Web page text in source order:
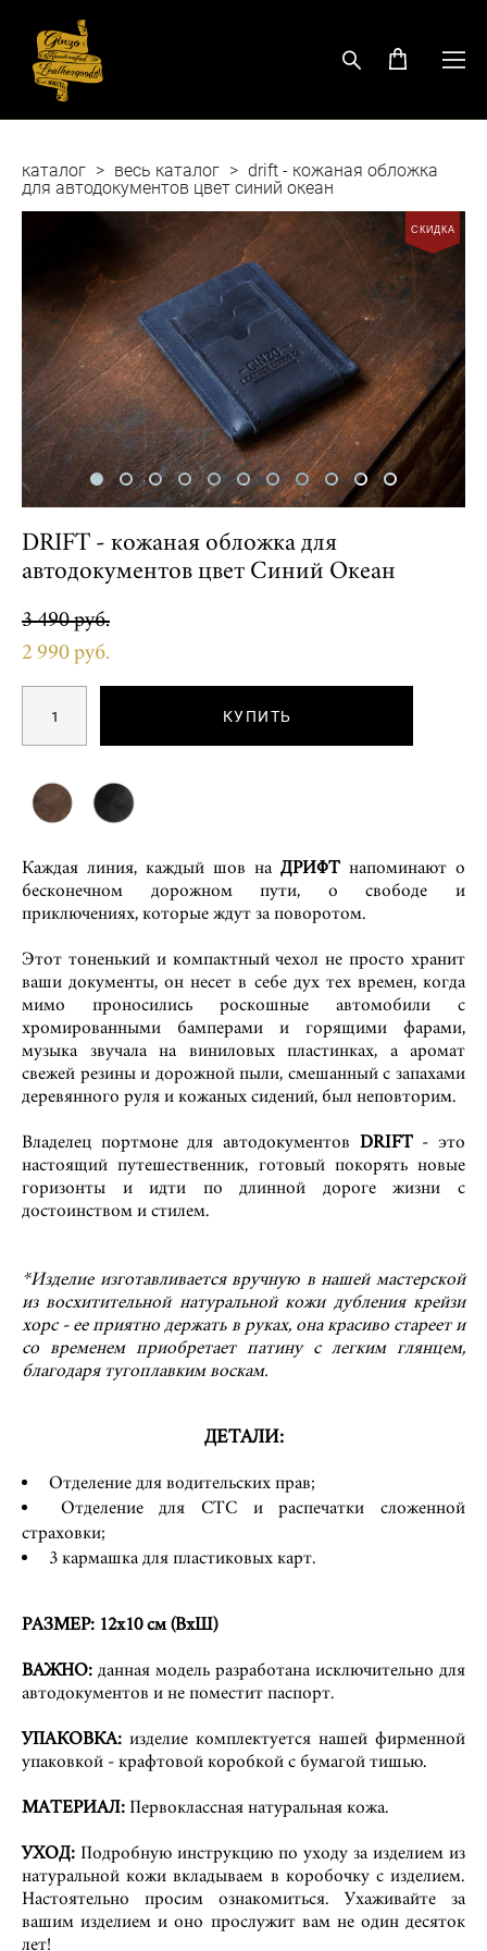
каталог > весь каталог > drift - кожаная обложка
для автодокументов цвет синий океан
СКИДКА
DRIFT - кожаная обложка для
автодокументов цвет Синий Океан
3 490 pуб.
2 990 pуб.
КУПИТЬ
Каждая линия, каждый шов на ДРИФТ напоминают о
бесконечном дорожном пути, о свободе и
приключениях, которые ждут за поворотом.
Этот тоненький и компактный чехол не просто хранит
ваши документы, он несет в себе дух тех времен, когда
мимо проносились роскошные автомобили с
хромированными бамперами и горящими фарами,
музыка звучала на виниловых пластинках, а аромат
свежей резины и дорожной пыли, смешанный с запахами
деревянного руля и кожаных сидений, был неповторим.
Владелец портмоне для автодокументов DRIFT- это
настоящий путешественник, готовый покорять новые
горизонты и идти по длинной дороге жизни с
достоинством и стилем.
*Изделие изготавливается вручную в нашей мастерской
из восхитительной натуральной кожи дубления крейзи
хорс - ее приятно держать в руках, она красиво стареет и
со временем приобретает патину с легким глянцем,
благодаря тугоплавким воскам.
ДЕТАЛИ:
Отделение для водительских прав;
Отделение для СТС и распечатки сложенной
страховки;
3 кармашка для пластиковых карт.
РАЗМЕР: 12х10 см (ВхШ)
ВАЖНО: данная модель разработана исключительно для
автодокументов и не поместит паспорт.
УПАКОВКА: изделие комплектуется нашей фирменной
упаковкой - крафтовой коробкой с бумагой тишью.
МАТЕРИАЛ: Первоклассная натуральная кожа.
УХОД: Подробную инструкцию по уходу за изделием из
натуральной кожи вкладываем в коробочку с изделием.
Настоятельно просим ознакомиться. Ухаживайте за
вашим изделием и оно прослужит вам не один десяток
лет!